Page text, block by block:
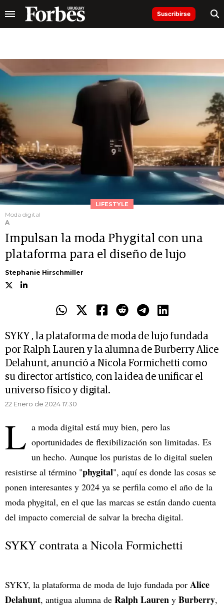
Suscribirse
LIFESTYLE
Moda digital
A
Impulsan la moda Phygital con una
plataforma para el diseño de lujo
Stephanie Hirschmiller
SYKY , la plataforma de moda de lujo fundada
por Ralph Lauren y la alumna de Burberry Alice
Delahunt, anunció a Nicola Formichetti como
su director artístico, con la idea de unificar el
universo físico y digital.
22 Enero de 2024 17.30
L a moda digital está muy bien, pero las
oportunidades de flexibilización son limitadas. Es
un hecho. Aunque los puristas de lo digital suelen
resistirse al término "phygital", aquí es donde las cosas se
ponen interesantes y 2024 ya se perfila como el año de la
moda phygital, en el que las marcas se están dando cuenta
del impacto comercial de salvar la brecha digital.
SYKY contrata a Nicola Formichetti
SYKY, la plataforma de moda de lujo fundada por Alice
Delahunt, antigua alumna de Ralph Lauren y Burberry,